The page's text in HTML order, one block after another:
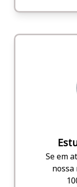
Se em
nossa